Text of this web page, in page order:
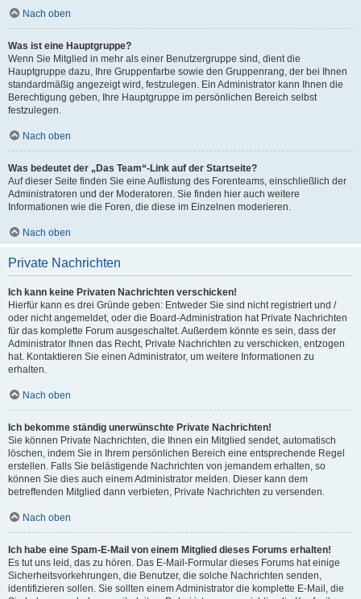
Nach oben
Was ist eine Hauptgruppe?
Wenn Sie Mitglied in mehr als einer Benutzergruppe sind, dient die
Hauptgruppe dazu, Ihre Gruppenfarbe sowie den Gruppenrang, der bei Ihnen
standardmäßig angezeigt wird, festzulegen. Ein Administrator kann Ihnen die
Berechtigung geben, Ihre Hauptgruppe im persönlichen Bereich selbst
festzulegen.
Nach oben
Was bedeutet der „Das Team“-Link auf der Startseite?
Auf dieser Seite finden Sie eine Auflistung des Forenteams, einschließlich der
Administratoren und der Moderatoren. Sie finden hier auch weitere
Informationen wie die Foren, die diese im Einzelnen moderieren.
Nach oben
Private Nachrichten
Ich kann keine Privaten Nachrichten verschicken!
Hierfür kann es drei Gründe geben: Entweder Sie sind nicht registriert und /
oder nicht angemeldet, oder die Board-Administration hat Private Nachrichten
für das komplette Forum ausgeschaltet. Außerdem könnte es sein, dass der
Administrator Ihnen das Recht, Private Nachrichten zu verschicken, entzogen
hat. Kontaktieren Sie einen Administrator, um weitere Informationen zu
erhalten.
Nach oben
Ich bekomme ständig unerwünschte Private Nachrichten!
Sie können Private Nachrichten, die Ihnen ein Mitglied sendet, automatisch
löschen, indem Sie in Ihrem persönlichen Bereich eine entsprechende Regel
erstellen. Falls Sie belästigende Nachrichten von jemandem erhalten, so
können Sie dies auch einem Administrator melden. Dieser kann dem
betreffenden Mitglied dann verbieten, Private Nachrichten zu versenden.
Nach oben
Ich habe eine Spam-E-Mail von einem Mitglied dieses Forums erhalten!
Es tut uns leid, das zu hören. Das E-Mail-Formular dieses Forums hat einige
Sicherheitsvorkehrungen, die Benutzer, die solche Nachrichten senden,
identifizieren sollen. Sie sollten einem Administrator die komplette E-Mail, die